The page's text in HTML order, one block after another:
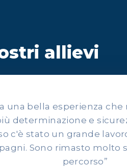
allievi
una bella esperienza
determinazione e
c'è stato un grande
Sono rimasto molto
percorso”